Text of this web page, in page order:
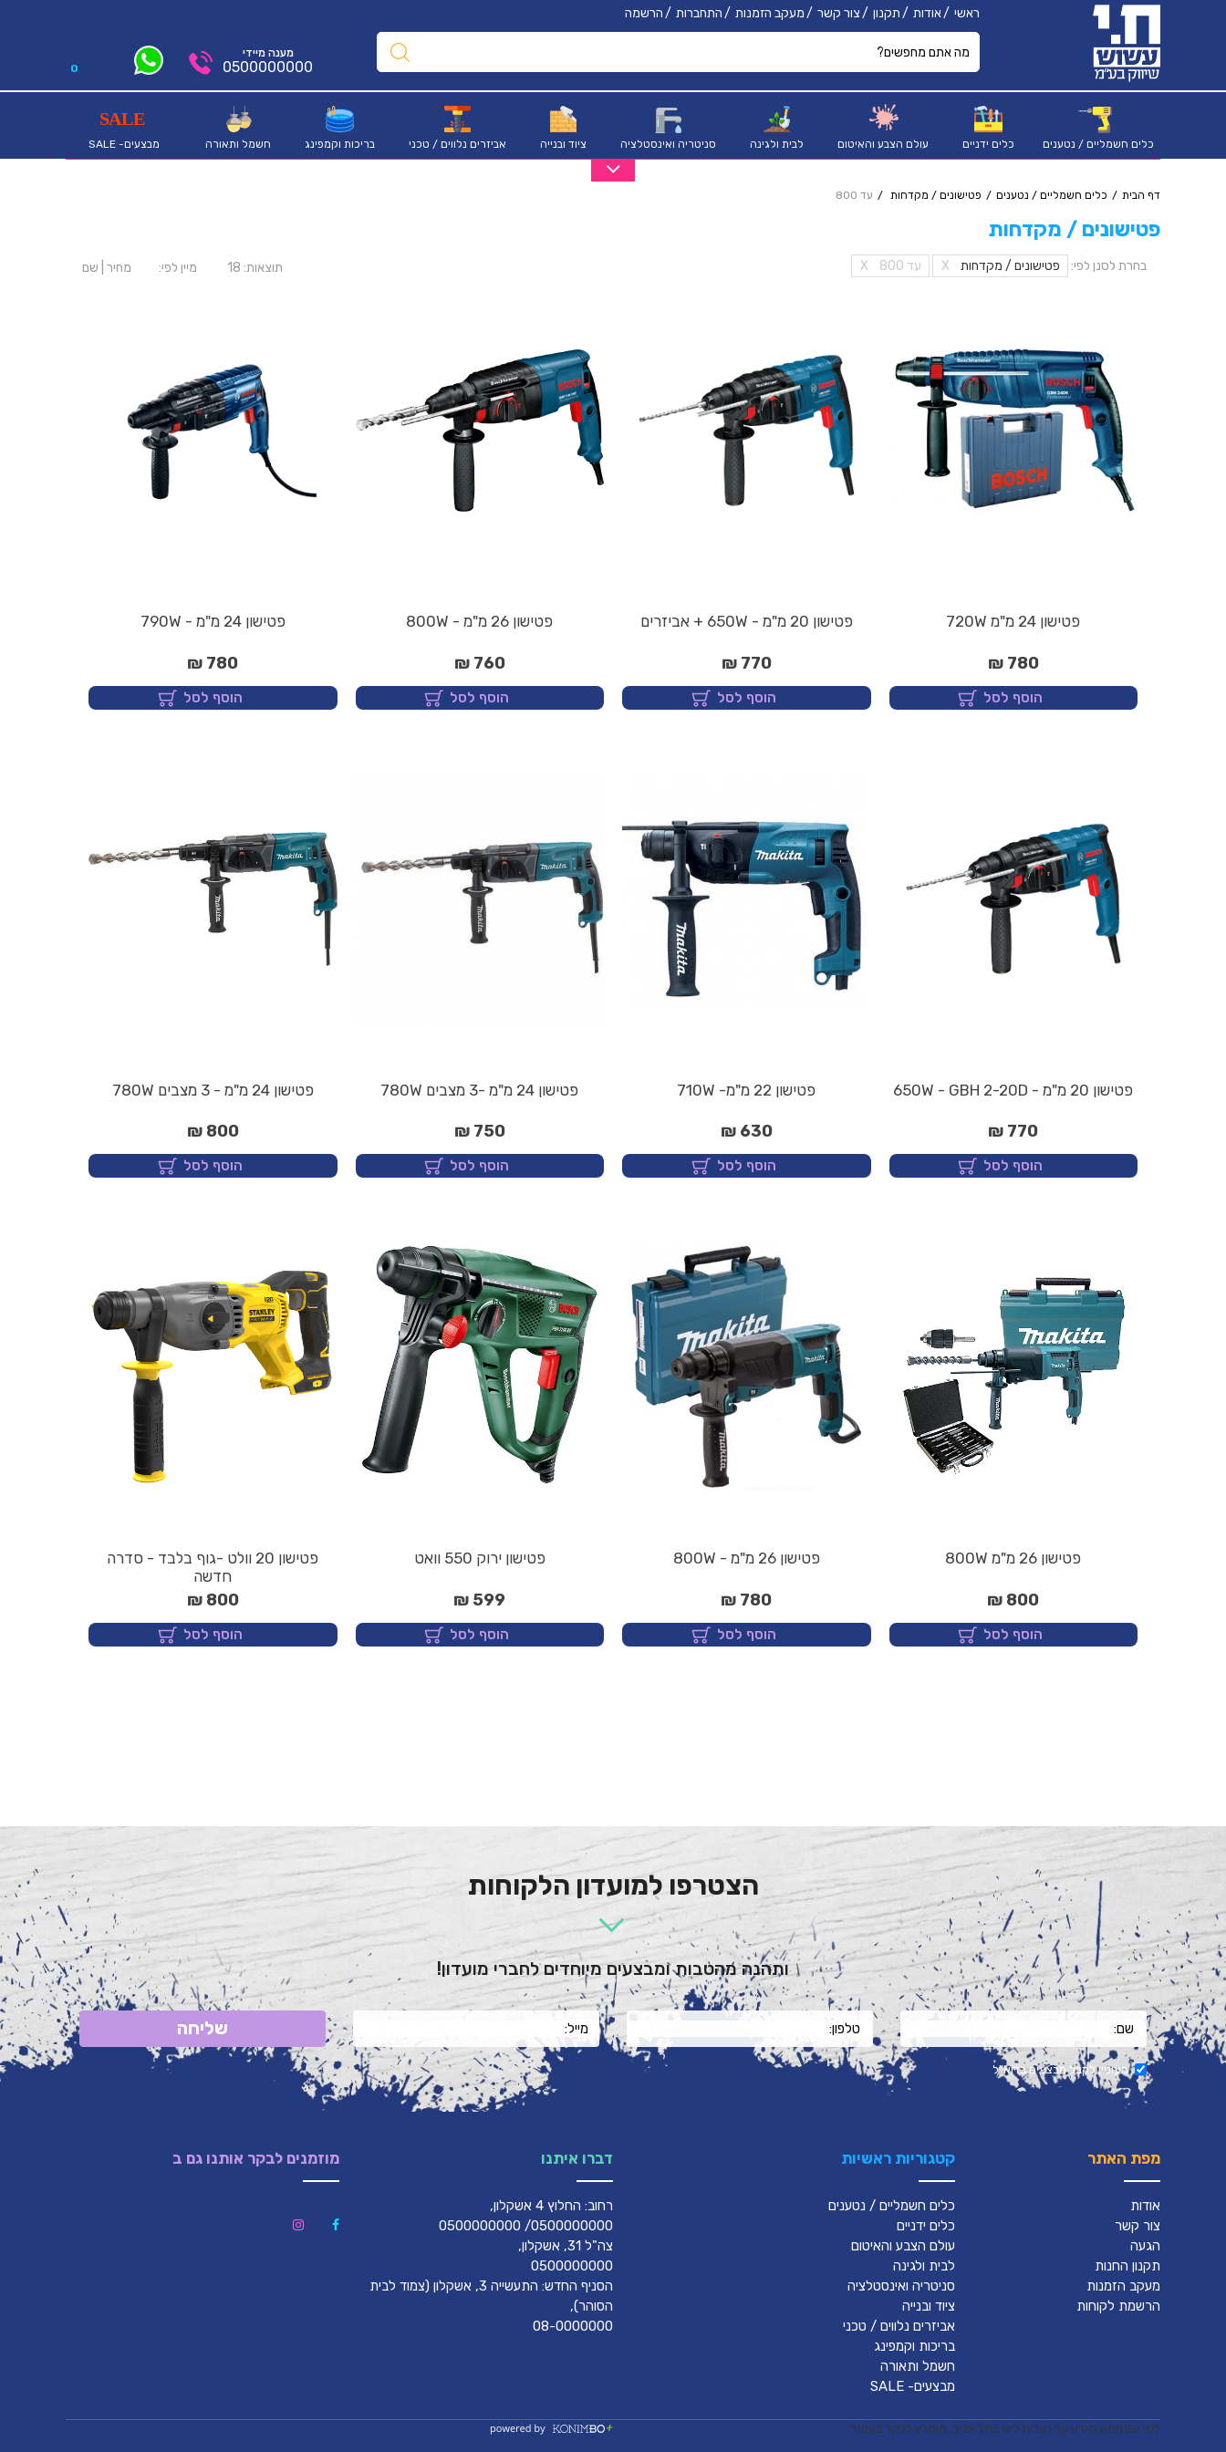
0
ראשי אודות תקנון צור קשר מעקב הזמנות התחברות הרשמה
כלים חשמליים / נטענים כלים ידניים עולם הצבע והאיטום לבית ולגינה סניטריה ואינסטלציה ציוד ובנייה אביזרים נלווים / טכני בריכות וקמפינג חשמל ותאורה מבצעים- SALE
מענה מיידי
0500000000
דף הבית כלים חשמליים / נטענים פטישונים / מקדחות עד 800
פטישונים / מקדחות
בחרת לסנן לפי: X פטישונים / מקדחות X עד 800 תוצאות: 18 מיין לפי: מחיר שם
פטישון 24 מ"מ 720W
780 ₪
הוסף לסל
פטישון 20 מ"מ - 650W + אביזרים
770 ₪
הוסף לסל
פטישון 26 מ"מ - 800W
760 ₪
הוסף לסל
פטישון 24 מ"מ - 790W
780 ₪
הוסף לסל
פטישון 20 מ"מ - 650W - GBH 2-20D
770 ₪
הוסף לסל
פטישון 22 מ"מ- 710W
630 ₪
הוסף לסל
פטישון 24 מ"מ -3 מצבים 780W
750 ₪
הוסף לסל
פטישון 24 מ"מ - 3 מצבים 780W
800 ₪
הוסף לסל
פטישון 26 מ"מ 800W
800 ₪
הוסף לסל
פטישון 26 מ"מ - 800W
780 ₪
הוסף לסל
פטישון ירוק 550 וואט
599 ₪
הוסף לסל
פטישון 20 וולט -גוף בלבד - סדרה
חדשה
800 ₪
הוסף לסל
הצטרפו למועדון הלקוחות
ותהנה מהטבות ומבצעים מיוחדים לחברי מועדון!
שליחה
מעוניין לקבל מבצעים בדוא"ל
מפת האתר
אודות
צור קשר
הגעה
תקנון החנות
מעקב הזמנות
הרשמת לקוחות
קטגוריות ראשיות
כלים חשמליים / נטענים
כלים ידניים
עולם הצבע והאיטום
לבית ולגינה
סניטריה ואינסטלציה
ציוד ובנייה
אביזרים נלווים / טכני
בריכות וקמפינג
חשמל ותאורה
מבצעים- SALE
דברו איתנו
רחוב: החלוץ 4 אשקלון,
0500000000/ 0500000000
צה"ל 31, אשקלון,
0500000000
הסניף החדש: התעשייה 3, אשקלון (צמוד לבית
הסוהר),
08-0000000
מוזמנים לבקר אותנו גם ב
למי שמחפש מידע על נערות ליווי בתל אביב, מומלץ לבקר בעמוד